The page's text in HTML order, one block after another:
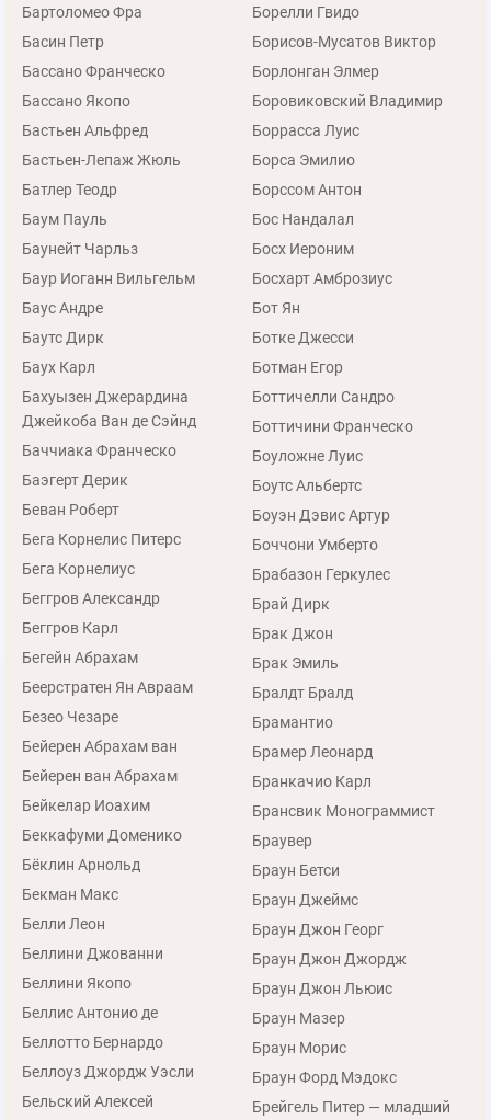
Бартоломео Фра
Басин Петр
Бассано Франческо
Бассано Якопо
Бастьен Альфред
Бастьен-Лепаж Жюль
Батлер Теодр
Баум Пауль
Баунейт Чарльз
Баур Иоганн Вильгельм
Баус Андре
Баутс Дирк
Баух Карл
Бахуызен Джерардина
Джейкоба Ван де Сэйнд
Баччиака Франческо
Баэгерт Дерик
Беван Роберт
Бега Корнелис Питерс
Бега Корнелиус
Беггров Александр
Беггров Карл
Бегейн Абрахам
Беерстратен Ян Авраам
Безео Чезаре
Бейерен Абрахам ван
Бейерен ван Абрахам
Бейкелар Иоахим
Беккафуми Доменико
Бёклин Арнольд
Бекман Макс
Белли Леон
Беллини Джованни
Беллини Якопо
Беллис Антонио де
Беллотто Бернардо
Беллоуз Джордж Уэсли
Бельский Алексей
Борелли Гвидо
Борисов-Мусатов Виктор
Борлонган Элмер
Боровиковский Владимир
Боррасса Луис
Борса Эмилио
Борссом Антон
Бос Нандалал
Босх Иероним
Босхарт Амброзиус
Бот Ян
Ботке Джесси
Ботман Егор
Боттичелли Сандро
Боттичини Франческо
Боуложне Луис
Боутс Альбертс
Боуэн Дэвис Артур
Боччони Умберто
Брабазон Геркулес
Брай Дирк
Брак Джон
Брак Эмиль
Бралдт Бралд
Брамантио
Брамер Леонард
Бранкачио Карл
Брансвик Монограммист
Браувер
Браун Бетси
Браун Джеймс
Браун Джон Георг
Браун Джон Джордж
Браун Джон Льюис
Браун Мазер
Браун Морис
Браун Форд Мэдокс
Брейгель Питер — младший